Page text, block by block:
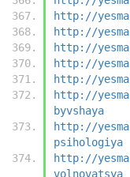
http://
http://
http://
http://
http://
http://
byvshaya
http://
psihologiya
http://
volnovatsya